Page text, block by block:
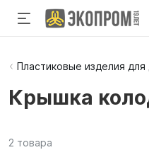
Пластиковые изделия для
Крышка
2 товара